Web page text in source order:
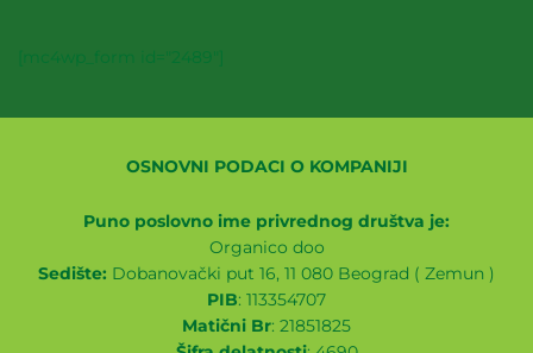
[mc4wp_form id="2489"]
OSNOVNI PODACI O KOMPANIJI
Puno poslovno ime privrednog društva je:
Organico doo
Sedište: Dobanovački put 16, 11 080 Beograd ( Zemun )
PIB: 113354707
Matični Br: 21851825